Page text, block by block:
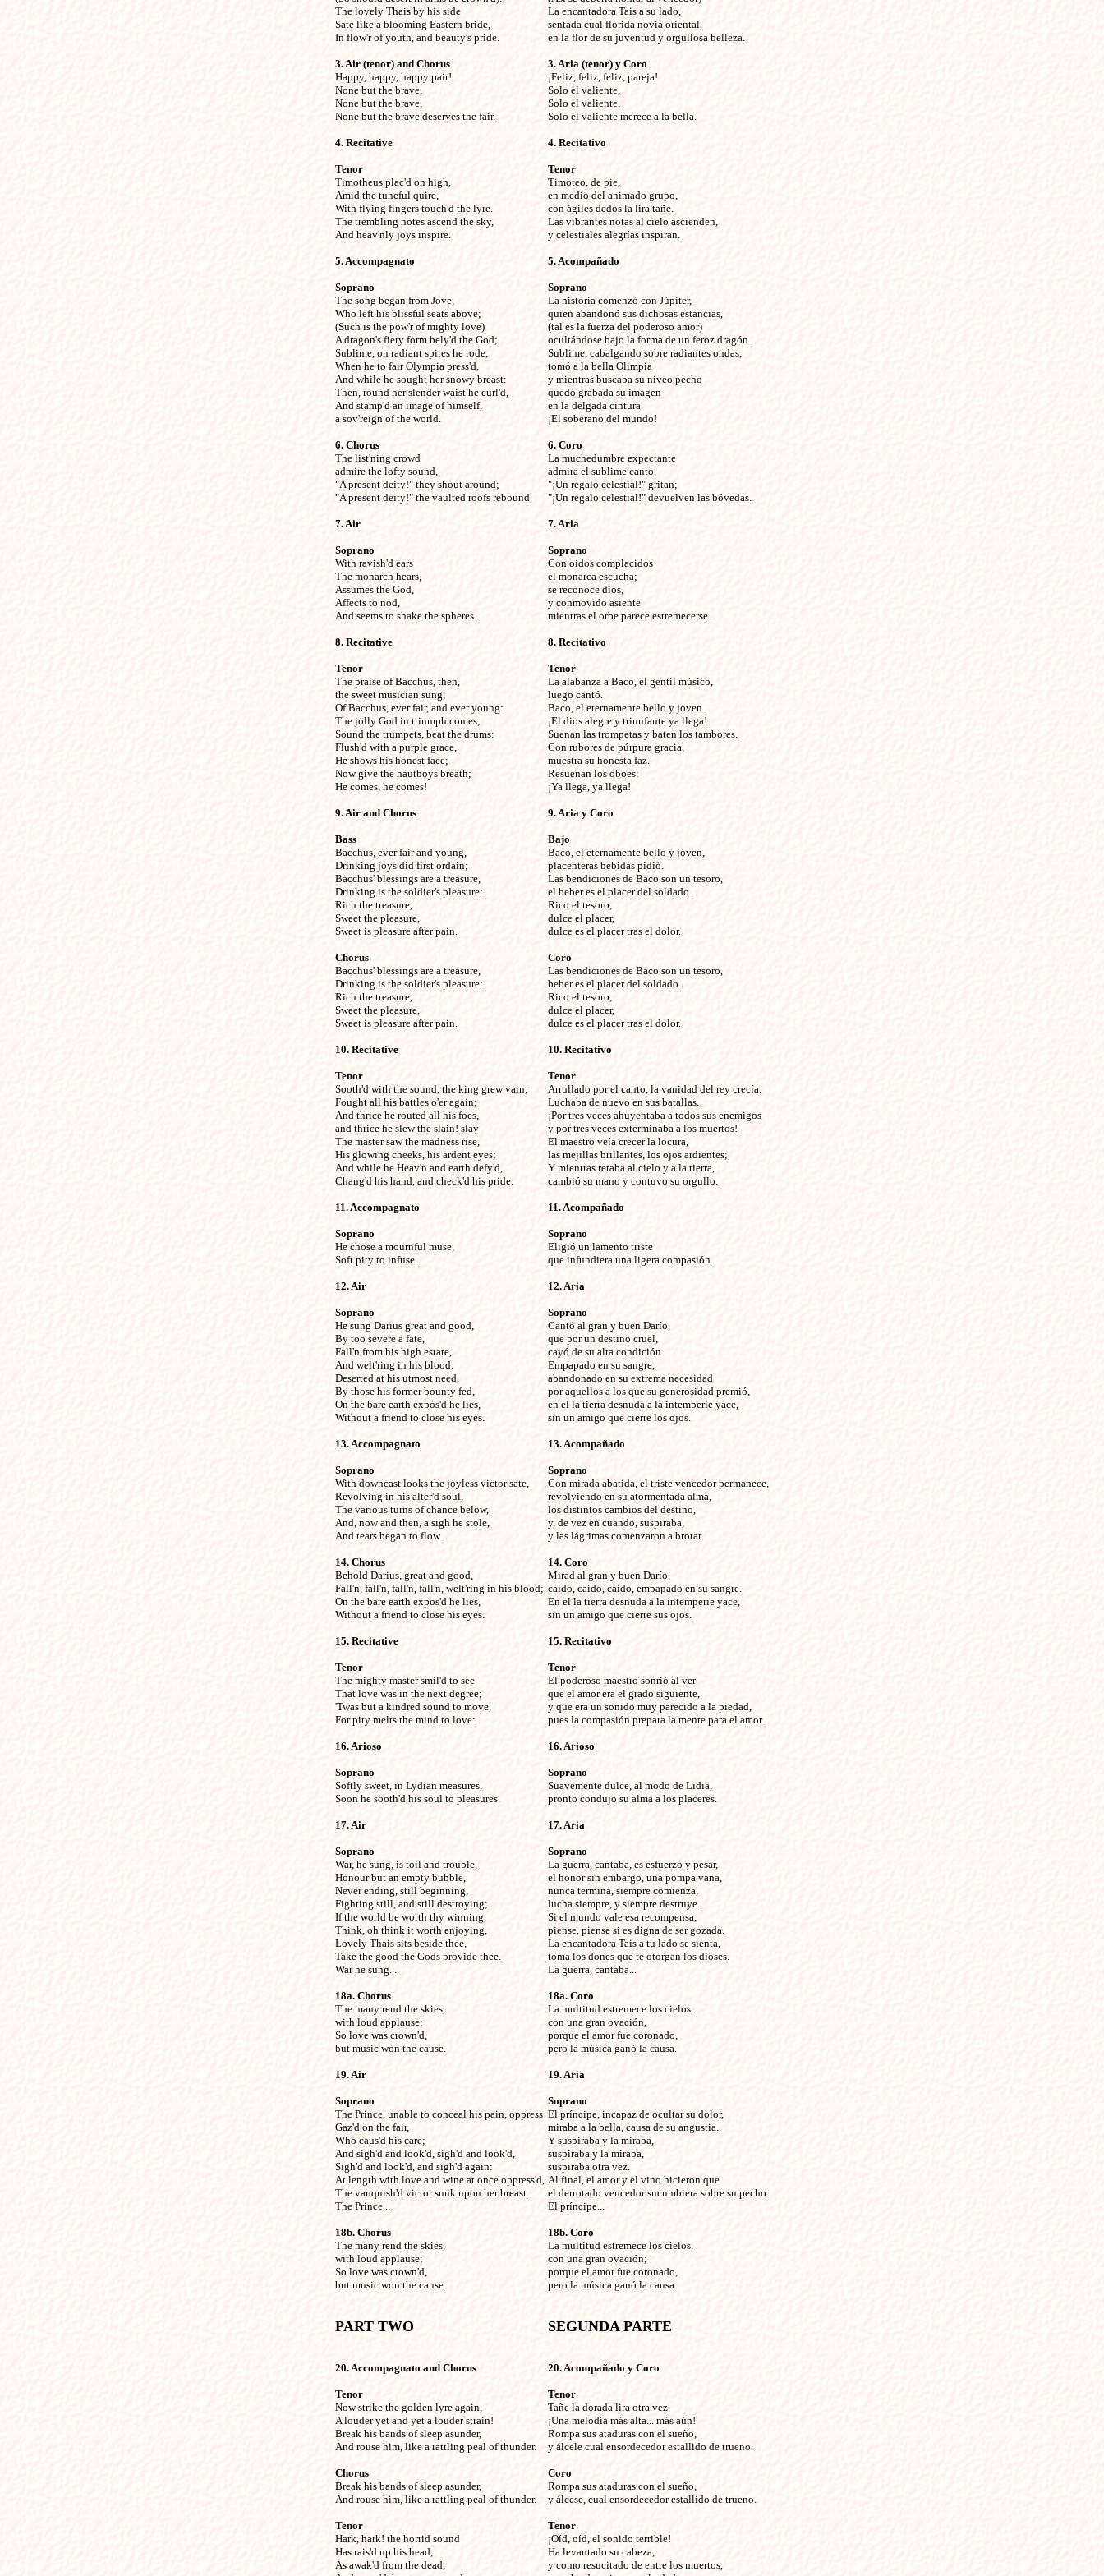
The lovely Thais by his side
Sate like a blooming Eastern bride,
In flow'r of youth, and beauty's pride.
3. Air (tenor) and Chorus
Happy, happy, happy pair!
None but the brave,
None but the brave,
None but the brave deserves the fair.
4. Recitative
Tenor
Timotheus plac'd on high,
Amid the tuneful quire,
With flying fingers touch'd the lyre.
The trembling notes ascend the sky,
And heav'nly joys inspire.
5. Accompagnato
Soprano
The song began from Jove,
Who left his blissful seats above;
(Such is the pow'r of mighty love)
A dragon's fiery form bely'd the God;
Sublime, on radiant spires he rode,
When he to fair Olympia press'd,
And while he sought her snowy breast:
Then, round her slender waist he curl'd,
And stamp'd an image of himself,
a sov'reign of the world.
6. Chorus
The list'ning crowd
admire the lofty sound,
"A present deity!" they shout around;
"A present deity!" the vaulted roofs rebound.
7. Air
Soprano
With ravish'd ears
The monarch hears,
Assumes the God,
Affects to nod,
And seems to shake the spheres.
8. Recitative
Tenor
The praise of Bacchus, then,
the sweet musician sung;
Of Bacchus, ever fair, and ever young:
The jolly God in triumph comes;
Sound the trumpets, beat the drums:
Flush'd with a purple grace,
He shows his honest face;
Now give the hautboys breath;
He comes, he comes!
9. Air and Chorus
Bass
Bacchus, ever fair and young,
Drinking joys did first ordain;
Bacchus' blessings are a treasure,
Drinking is the soldier's pleasure:
Rich the treasure,
Sweet the pleasure,
Sweet is pleasure after pain.
Chorus
Bacchus' blessings are a treasure,
Drinking is the soldier's pleasure:
Rich the treasure,
Sweet the pleasure,
Sweet is pleasure after pain.
10. Recitative
Tenor
Sooth'd with the sound, the king grew vain;
Fought all his battles o'er again;
And thrice he routed all his foes,
and thrice he slew the slain! slay
The master saw the madness rise,
His glowing cheeks, his ardent eyes;
And while he Heav'n and earth defy'd,
Chang'd his hand, and check'd his pride.
11. Accompagnato
Soprano
He chose a mournful muse,
Soft pity to infuse.
12. Air
Soprano
He sung Darius great and good,
By too severe a fate,
Fall'n from his high estate,
And welt'ring in his blood:
Deserted at his utmost need,
By those his former bounty fed,
On the bare earth expos'd he lies,
Without a friend to close his eyes.
13. Accompagnato
Soprano
With downcast looks the joyless victor sate,
Revolving in his alter'd soul,
The various turns of chance below,
And, now and then, a sigh he stole,
And tears began to flow.
14. Chorus
Behold Darius, great and good,
Fall'n, fall'n, fall'n, fall'n, welt'ring in his blood;
On the bare earth expos'd he lies,
Without a friend to close his eyes.
15. Recitative
Tenor
The mighty master smil'd to see
That love was in the next degree;
'Twas but a kindred sound to move,
For pity melts the mind to love:
16. Arioso
Soprano
Softly sweet, in Lydian measures,
Soon he sooth'd his soul to pleasures.
17. Air
Soprano
War, he sung, is toil and trouble,
Honour but an empty bubble,
Never ending, still beginning,
Fighting still, and still destroying;
If the world be worth thy winning,
Think, oh think it worth enjoying,
Lovely Thais sits beside thee,
Take the good the Gods provide thee.
War he sung...
18a. Chorus
The many rend the skies,
with loud applause;
So love was crown'd,
but music won the cause.
19. Air
Soprano
The Prince, unable to conceal his pain, oppress
Gaz'd on the fair,
Who caus'd his care;
And sigh'd and look'd, sigh'd and look'd,
Sigh'd and look'd, and sigh'd again:
At length with love and wine at once oppress'd,
The vanquish'd victor sunk upon her breast.
The Prince...
18b. Chorus
The many rend the skies,
with loud applause;
So love was crown'd,
but music won the cause.
20. Accompagnato and Chorus
Tenor
Now strike the golden lyre again,
A louder yet and yet a louder strain!
Break his bands of sleep asunder,
And rouse him, like a rattling peal of thunder.
Chorus
Break his bands of sleep asunder,
And rouse him, like a rattling peal of thunder.
Tenor
Hark, hark! the horrid sound
Has rais'd up his head,
As awak'd from the dead,
La encantadora Tais a su lado,
sentada cual florida novia oriental,
en la flor de su juventud y orgullosa belleza.
3. Aria (tenor) y Coro
¡Feliz, feliz, feliz, pareja!
Solo el valiente,
Solo el valiente,
Solo el valiente merece a la bella.
4. Recitativo
Tenor
Timoteo, de pie,
en medio del animado grupo,
con ágiles dedos la lira tañe.
Las vibrantes notas al cielo ascienden,
y celestiales alegrías inspiran.
5. Acompañado
Soprano
La historia comenzó con Júpiter,
quien abandonó sus dichosas estancias,
(tal es la fuerza del poderoso amor)
ocultándose bajo la forma de un feroz dragón.
Sublime, cabalgando sobre radiantes ondas,
tomó a la bella Olimpia
y mientras buscaba su níveo pecho
quedó grabada su imagen
en la delgada cintura.
¡El soberano del mundo!
6. Coro
La muchedumbre expectante
admira el sublime canto,
"¡Un regalo celestial!" gritan;
"¡Un regalo celestial!" devuelven las bóvedas.
7. Aria
Soprano
Con oídos complacidos
el monarca escucha;
se reconoce dios,
y conmovido asiente
mientras el orbe parece estremecerse.
8. Recitativo
Tenor
La alabanza a Baco, el gentil músico,
luego cantó.
Baco, el eternamente bello y joven.
¡El dios alegre y triunfante ya llega!
Suenan las trompetas y baten los tambores.
Con rubores de púrpura gracia,
muestra su honesta faz.
Resuenan los oboes:
¡Ya llega, ya llega!
9. Aria y Coro
Bajo
Baco, el eternamente bello y joven,
placenteras bebidas pidió.
Las bendiciones de Baco son un tesoro,
el beber es el placer del soldado.
Rico el tesoro,
dulce el placer,
dulce es el placer tras el dolor.
Coro
Las bendiciones de Baco son un tesoro,
beber es el placer del soldado.
Rico el tesoro,
dulce el placer,
dulce es el placer tras el dolor.
10. Recitativo
Tenor
Arrullado por el canto, la vanidad del rey crecía.
Luchaba de nuevo en sus batallas.
¡Por tres veces ahuyentaba a todos sus enemigos
y por tres veces exterminaba a los muertos!
El maestro veía crecer la locura,
las mejillas brillantes, los ojos ardientes;
Y mientras retaba al cielo y a la tierra,
cambió su mano y contuvo su orgullo.
11. Acompañado
Soprano
Eligió un lamento triste
que infundiera una ligera compasión.
12. Aria
Soprano
Cantó al gran y buen Darío,
que por un destino cruel,
cayó de su alta condición.
Empapado en su sangre,
abandonado en su extrema necesidad
por aquellos a los que su generosidad premió,
en el la tierra desnuda a la intemperie yace,
sin un amigo que cierre los ojos.
13. Acompañado
Soprano
Con mirada abatida, el triste vencedor permanece,
revolviendo en su atormentada alma,
los distintos cambios del destino,
y, de vez en cuando, suspiraba,
y las lágrimas comenzaron a brotar.
14. Coro
Mirad al gran y buen Darío,
caído, caído, caído, empapado en su sangre.
En el la tierra desnuda a la intemperie yace,
sin un amigo que cierre sus ojos.
15. Recitativo
Tenor
El poderoso maestro sonrió al ver
que el amor era el grado siguiente,
y que era un sonido muy parecido a la piedad,
pues la compasión prepara la mente para el amor.
16. Arioso
Soprano
Suavemente dulce, al modo de Lidia,
pronto condujo su alma a los placeres.
17. Aria
Soprano
La guerra, cantaba, es esfuerzo y pesar,
el honor sin embargo, una pompa vana,
nunca termina, siempre comienza,
lucha siempre, y siempre destruye.
Si el mundo vale esa recompensa,
piense, piense si es digna de ser gozada.
La encantadora Tais a tu lado se sienta,
toma los dones que te otorgan los dioses.
La guerra, cantaba...
18a. Coro
La multitud estremece los cielos,
con una gran ovación,
porque el amor fue coronado,
pero la música ganó la causa.
19. Aria
Soprano
El príncipe, incapaz de ocultar su dolor,
miraba a la bella, causa de su angustia.
Y suspiraba y la miraba,
suspiraba y la miraba,
suspiraba otra vez.
Al final, el amor y el vino hicieron que
el derrotado vencedor sucumbiera sobre su pecho.
El príncipe...
18b. Coro
La multitud estremece los cielos,
con una gran ovación;
porque el amor fue coronado,
pero la música ganó la causa.
20. Acompañado y Coro
Tenor
Tañe la dorada lira otra vez.
¡Una melodía más alta... más aún!
Rompa sus ataduras con el sueño,
y álcele cual ensordecedor estallido de trueno.
Coro
Rompa sus ataduras con el sueño,
y álcese, cual ensordecedor estallido de trueno.
Tenor
¡Oíd, oíd, el sonido terrible!
Ha levantado su cabeza,
y como resucitado de entre los muertos,